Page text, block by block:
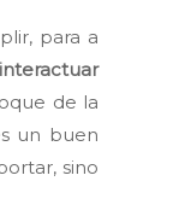
para a
interactuar
de la
un buen
sino